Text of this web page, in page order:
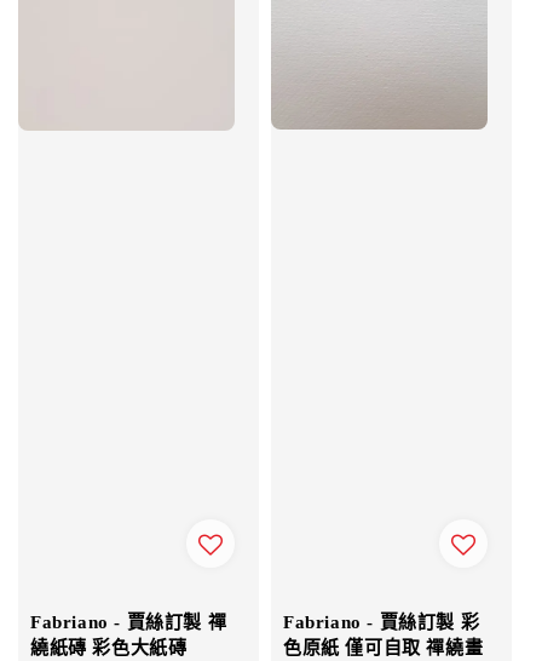
Fabriano - 賈絲訂製 禪
繞紙磚 彩色大紙磚
Fabriano - 賈絲訂製 彩
色原紙 僅可自取 禪繞畫